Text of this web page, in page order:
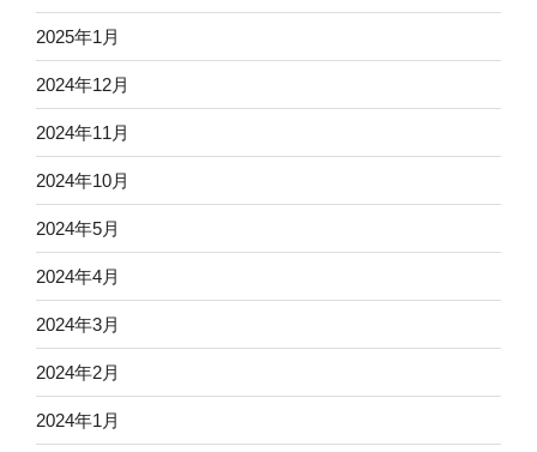
2025年1月
2024年12月
2024年11月
2024年10月
2024年5月
2024年4月
2024年3月
2024年2月
2024年1月